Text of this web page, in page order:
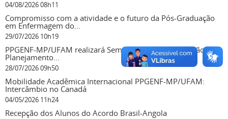
04/08/2026 08h11
Compromisso com a atividade e o futuro da Pós-Graduação
em Enfermagem do...
29/07/2026 10h19
PPGENF-MP/UFAM realizará Seminário de Autoavaliação e
Planejamento...
28/07/2026 09h50
Mobilidade Acadêmica Internacional PPGENF-MP/UFAM:
Intercâmbio no Canadá
04/05/2026 11h24
Recepção dos Alunos do Acordo Brasil-Angola